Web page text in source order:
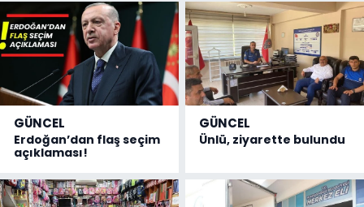
GÜNCEL
Erdoğan’dan flaş seçim
açıklaması!
GÜNCEL
Ünlü, ziyarette bulundu